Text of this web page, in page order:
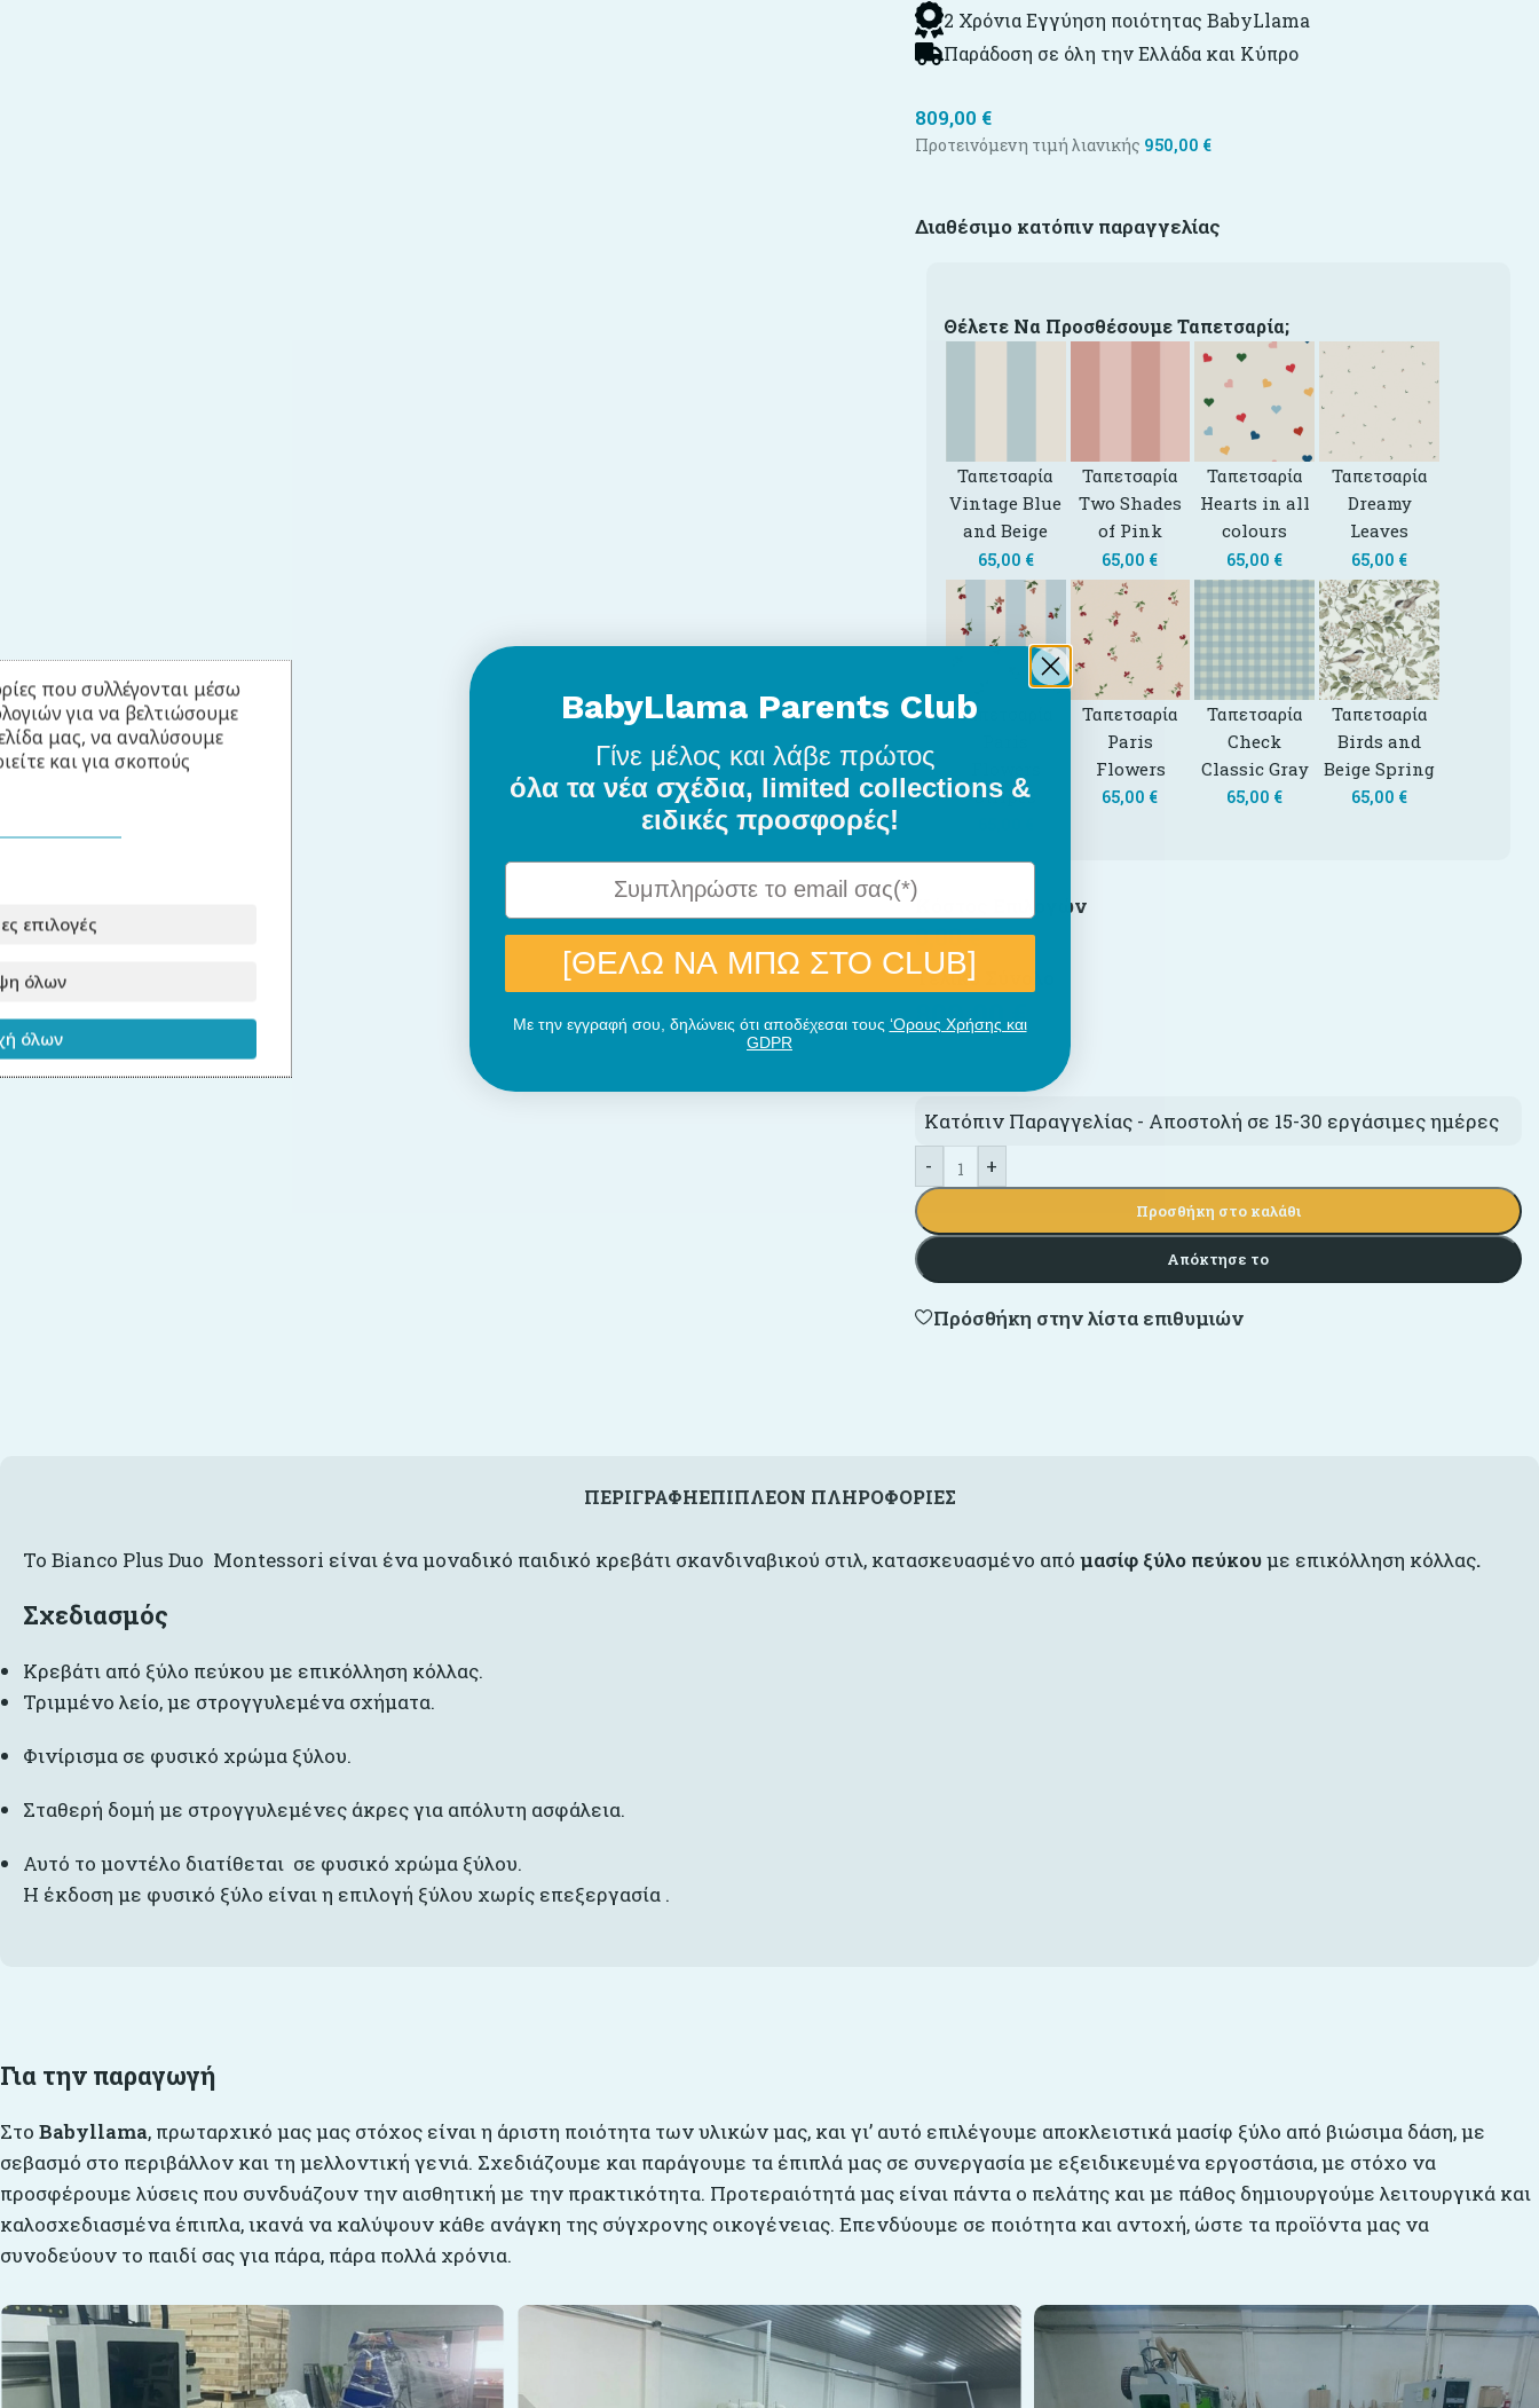
2 Χρόνια Εγγύηση ποιότητας BabyLlama
Παράδοση σε όλη την Ελλάδα και Κύπρο
809,00 €
Προτεινόμενη τιμή λιανικής 950,00 €
Διαθέσιμο κατόπιν παραγγελίας
Θέλετε Να Προσθέσουμε Ταπετσαρία;
Ταπετσαρία
Vintage Blue
and Beige
65,00 €
Ταπετσαρία
Two Shades
of Pink
65,00 €
Ταπετσαρία
Hearts in all
colours
65,00 €
Ταπετσαρία
Dreamy
Leaves
65,00 €
Ταπετσαρία
Stripes
Ταπετσαρία
Paris
Flowers
65,00 €
Ταπετσαρία
Check
Classic Gray
65,00 €
Ταπετσαρία
Birds and
Beige Spring
65,00 €
Κόστος Επιλογών
0,00€
Τελικό Σύνολο
809,00€
Κατόπιν Παραγγελίας - Αποστολή σε 15-30 εργάσιμες ημέρες
-
+
Προσθήκη στο καλάθι
Απόκτησε το
Πρόσθήκη στην λίστα επιθυμιών
ΠΕΡΙΓΡΑΦΉΕΠΙΠΛΈΟΝ ΠΛΗΡΟΦΟΡΊΕΣ
Το Bianco Plus Duo Montessori είναι ένα μοναδικό παιδικό κρεβάτι σκανδιναβικού στιλ, κατασκευασμένο από μασίφ ξύλο πεύκουμε επικόλληση κόλλας.
Σχεδιασμός
Κρεβάτι από ξύλο πεύκου με επικόλληση κόλλας.
Τριμμένο λείο, με στρογγυλεμένα σχήματα.
Φινίρισμα σε φυσικό χρώμα ξύλου.
Σταθερή δομή με στρογγυλεμένες άκρες για απόλυτη ασφάλεια.
Αυτό το μοντέλο διατίθεται σε φυσικό χρώμα ξύλου.
Η έκδοση με φυσικό ξύλο είναι η επιλογή ξύλου χωρίς επεξεργασία .
Για την παραγωγή
Στο Babyllama, πρωταρχικό μας μας στόχος είναι η άριστη ποιότητα των υλικών μας, και γι’ αυτό επιλέγουμε αποκλειστικά μασίφ ξύλο από βιώσιμα δάση, με
σεβασμό στο περιβάλλον και τη μελλοντική γενιά. Σχεδιάζουμε και παράγουμε τα έπιπλά μας σε συνεργασία με εξειδικευμένα εργοστάσια, με στόχο να
προσφέρουμε λύσεις που συνδυάζουν την αισθητική με την πρακτικότητα. Προτεραιότητά μας είναι πάντα ο πελάτης και με πάθος δημιουργούμε λειτουργικά και
καλοσχεδιασμένα έπιπλα, ικανά να καλύψουν κάθε ανάγκη της σύγχρονης οικογένειας. Επενδύουμε σε ποιότητα και αντοχή, ώστε τα προϊόντα μας να
συνοδεύουν το παιδί σας για πάρα, πάρα πολλά χρόνια.
που συλλέγονται μέσω
για να βελτιώσουμε
μας, να αναλύσουμε
και για σκοπούς
επιλογές
όλων
όλων
BabyLlama Parents Club
Γίνε μέλος και λάβε πρώτος
όλα τα νέα σχέδια, limited collections &
ειδικές προσφορές!
[ΘΕΛΩ ΝΑ ΜΠΩ ΣΤΟ CLUB]
Με την εγγραφή σου, δηλώνεις ότι αποδέχεσαι τους ‘Ορους Χρήσης και
GDPR